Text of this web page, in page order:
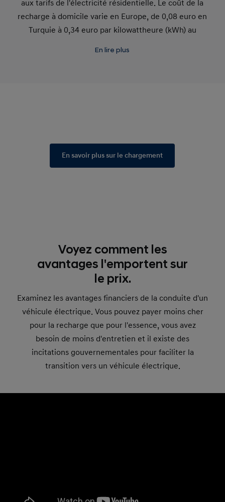
aux tarifs de l'électricité résidentielle. Le coût de la
recharge à domicile varie en Europe, de 0,08 euro en
Turquie à 0,34 euro par kilowattheure (kWh) au
moyens par 100 km pour la recharge des VE, le
En lire plus
En savoir plus sur le chargement
Voyez comment les
avantages l'emportent sur
le prix.
Examinez les avantages financiers de la conduite d'un
véhicule électrique. Vous pouvez payer moins cher
pour la recharge que pour l'essence, vous avez
besoin de moins d'entretien et il existe des
incitations gouvernementales pour faciliter la
transition vers un véhicule électrique.